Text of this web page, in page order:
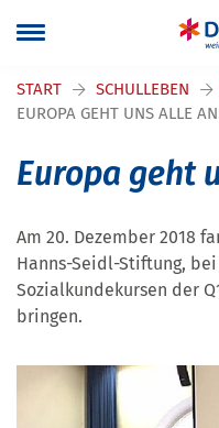
START SCHULLEBEN
EUROPA GEHT UNS ALLE
Europa geht
Am 20. Dezember 2018
Hanns-Seidl-Stiftung,
Sozialkundekursen der
bringen.